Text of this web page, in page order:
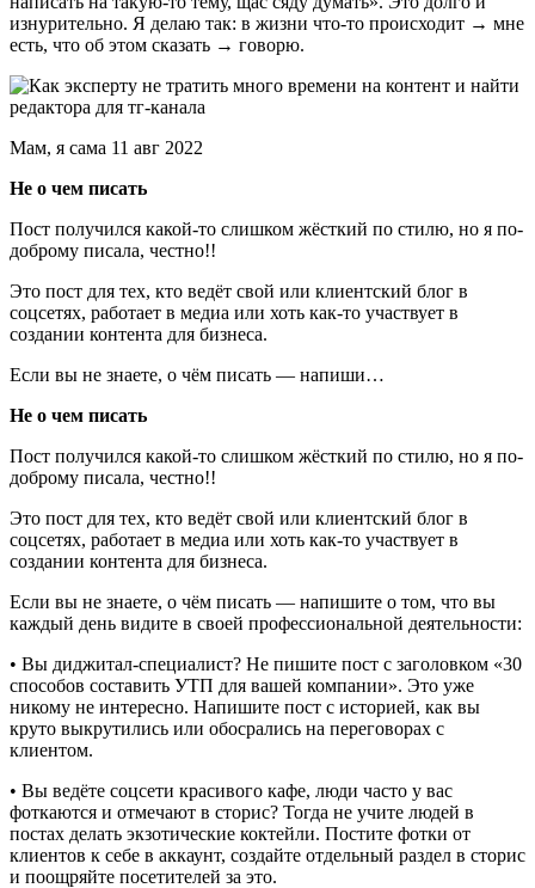
изнурительно. Я делаю так: в жизни что-то происходит → мне
есть, что об этом сказать → говорю.
Мам, я сама 11 авг 2022
Не о чем писать
Пост получился какой-то слишком жёсткий по стилю, но я по-
доброму писала, честно!!
Это пост для тех, кто ведёт свой или клиентский блог в
соцсетях, работает в медиа или хоть как-то участвует в
создании контента для бизнеса.
Если вы не знаете, о чём писать — напиши…
Не о чем писать
Пост получился какой-то слишком жёсткий по стилю, но я по-
доброму писала, честно!!
Это пост для тех, кто ведёт свой или клиентский блог в
соцсетях, работает в медиа или хоть как-то участвует в
создании контента для бизнеса.
Если вы не знаете, о чём писать — напишите о том, что вы
каждый день видите в своей профессиональной деятельности:
• Вы диджитал-специалист? Не пишите пост с заголовком «30
способов составить УТП для вашей компании». Это уже
никому не интересно. Напишите пост с историей, как вы
круто выкрутились или обосрались на переговорах с
клиентом.
• Вы ведёте соцсети красивого кафе, люди часто у вас
фоткаются и отмечают в сторис? Тогда не учите людей в
постах делать экзотические коктейли. Постите фотки от
клиентов к себе в аккаунт, создайте отдельный раздел в сторис
и поощряйте посетителей за это.